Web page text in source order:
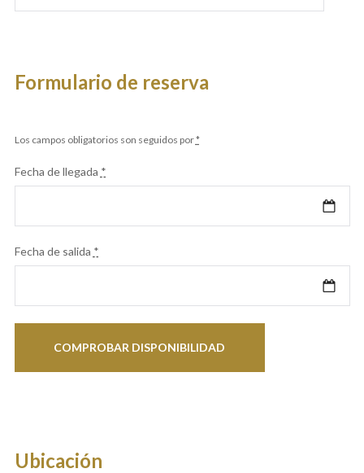
Formulario de reserva
Los campos obligatorios son seguidos por*
Fecha de llegada *
Fecha de salida *
Ubicación